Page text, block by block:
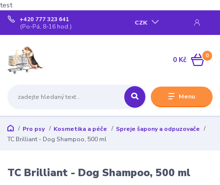
test
Menu
CZK
+420 777 323 641
(Po-Pá, 8-16 hod.)
0
0 Kč
Pro psy Kosmetika a péče
Spreje šapony a odpuzovače
TC Brilliant - Dog Shampoo, 500 ml
TC Brilliant - Dog Shampoo, 500 ml